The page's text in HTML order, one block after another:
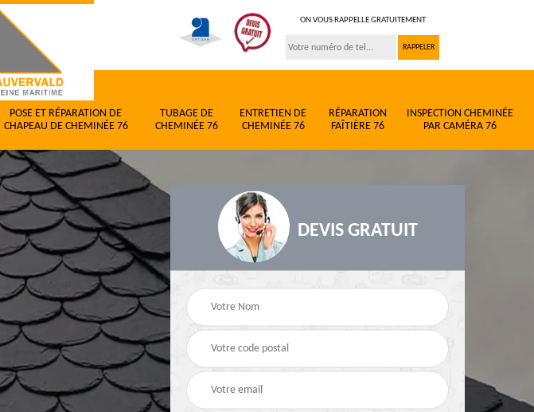
ON VOUS RAPPELLE GRATUITEMENT
POSE ET RÉPARATION DE
CHAPEAU DE CHEMINÉE 76
TUBAGE DE
CHEMINÉE 76
ENTRETIEN DE
CHEMINÉE 76
RÉPARATION
FAÎTIÈRE 76
INSPECTION CHEMINÉE
PAR CAMÉRA 76
DEVIS GRATUIT